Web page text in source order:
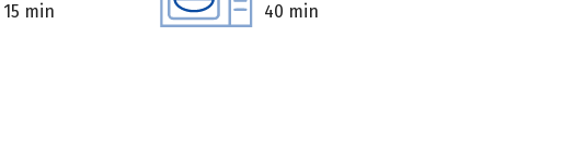
15 min 40 min